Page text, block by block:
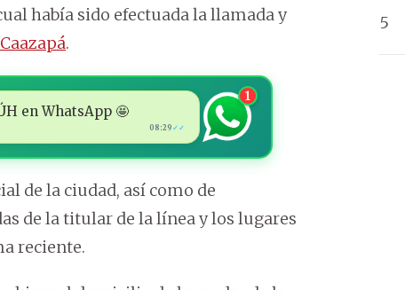
había sido efectuada la llamada y
Caazapá.
en WhatsApp 🤩
08:29 ✓✓
1
de la ciudad, así como de
de la titular de la línea y los lugares
reciente.